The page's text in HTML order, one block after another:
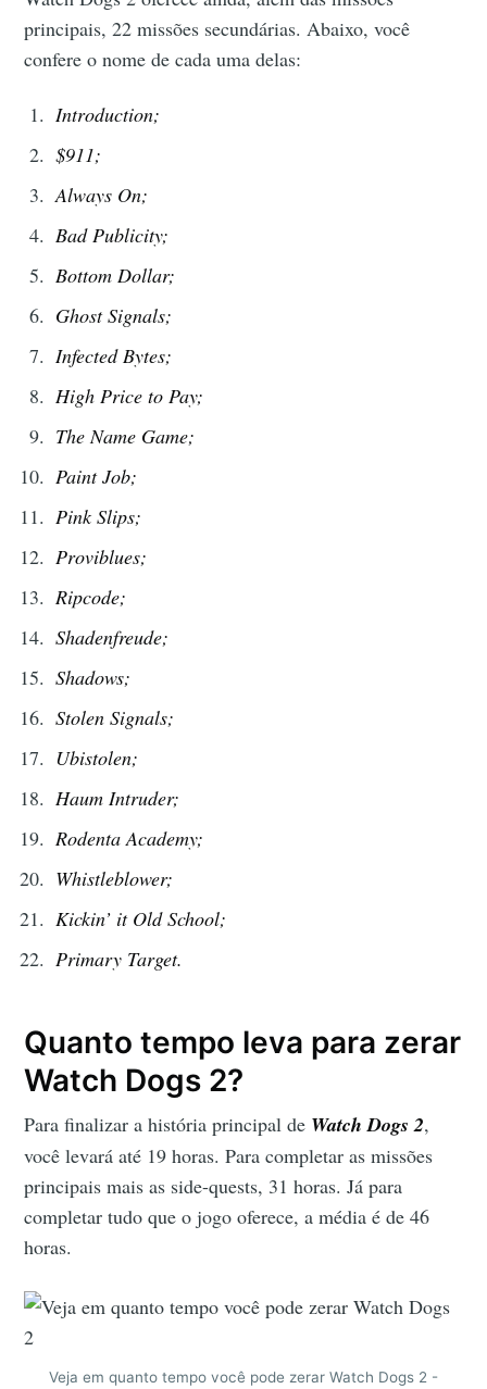
principais, 22 missões secundárias. Abaixo, você
confere o nome de cada uma delas:
Introduction;
$911;
Always On;
Bad Publicity;
Bottom Dollar;
Ghost Signals;
Infected Bytes;
High Price to Pay;
The Name Game;
Paint Job;
Pink Slips;
Proviblues;
Ripcode;
Shadenfreude;
Shadows;
Stolen Signals;
Ubistolen;
Haum Intruder;
Rodenta Academy;
Whistleblower;
Kickin’ it Old School;
Primary Target.
Quanto tempo leva para zerar
Watch Dogs 2?
Para finalizar a história principal de Watch Dogs 2,
você levará até 19 horas. Para completar as missões
principais mais as side-quests, 31 horas. Já para
completar tudo que o jogo oferece, a média é de 46
horas.
Veja em quanto tempo você pode zerar Watch Dogs 2 -